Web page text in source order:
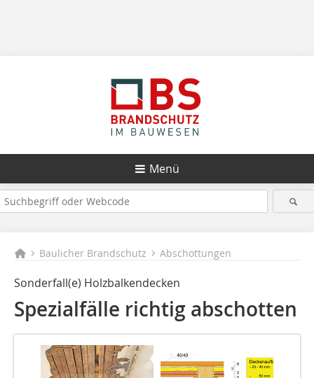
Menü
Baulicher Brandschutz Abschottungen
Sonderfall(e) Holzbalkendecken
Spezialfälle richtig abschotten